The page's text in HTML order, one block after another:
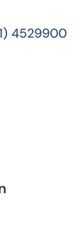
4529900